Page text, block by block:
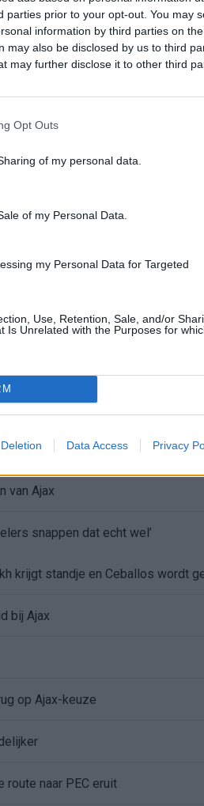
parties prior to your opt-out. You may
information by third parties on the
may also be disclosed by us to third
may further disclose it to other third
Opt Outs
of my personal data.
of my Personal Data.
my Personal Data for Targeted
Use, Retention, Sale, and/or
Is Unrelated with the Purposes for
Data Access Privacy
spandoeken: dít viertal moet
geil op berichtjes van mij"
Waalwijk
Ounahi
van Ajax
Ajax nog tegen
van Ajax
snappen dat echt wel’
bij Ajax
op Ajax-keuze
naar PEC eruit